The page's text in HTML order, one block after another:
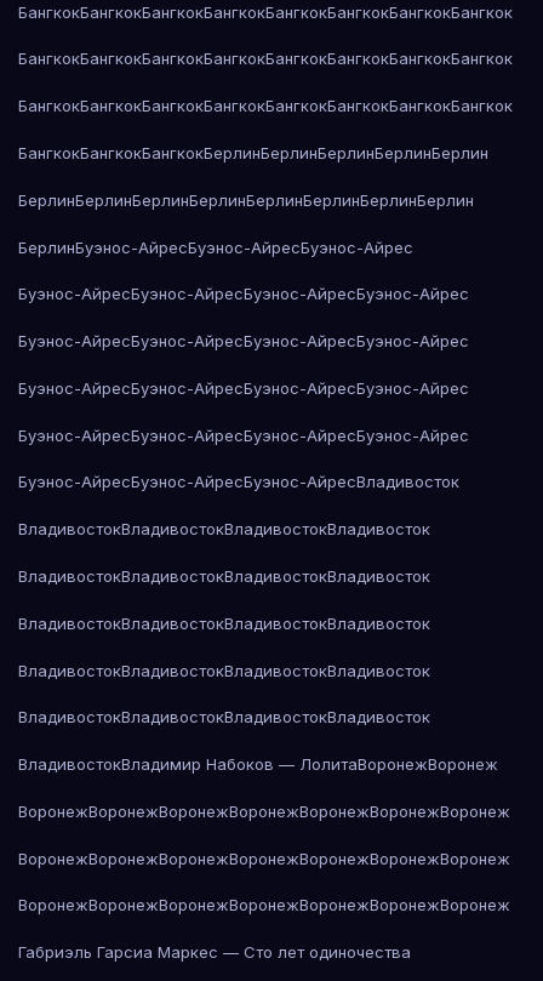
БангкокБангкокБангкокБангкокБангкокБангкокБангкокБангкок
БангкокБангкокБангкокБангкокБангкокБангкокБангкокБангкок
БангкокБангкокБангкокБангкокБангкокБангкокБангкокБангкок
БангкокБангкокБангкокБерлинБерлинБерлинБерлинБерлин
БерлинБерлинБерлинБерлинБерлинБерлинБерлинБерлин
БерлинБуэнос-АйресБуэнос-АйресБуэнос-Айрес
Буэнос-АйресБуэнос-АйресБуэнос-АйресБуэнос-Айрес
Буэнос-АйресБуэнос-АйресБуэнос-АйресБуэнос-Айрес
Буэнос-АйресБуэнос-АйресБуэнос-АйресБуэнос-Айрес
Буэнос-АйресБуэнос-АйресБуэнос-АйресБуэнос-Айрес
Буэнос-АйресБуэнос-АйресБуэнос-АйресВладивосток
ВладивостокВладивостокВладивостокВладивосток
ВладивостокВладивостокВладивостокВладивосток
ВладивостокВладивостокВладивостокВладивосток
ВладивостокВладивостокВладивостокВладивосток
ВладивостокВладивостокВладивостокВладивосток
ВладивостокВладимир Набоков — ЛолитаВоронежВоронеж
ВоронежВоронежВоронежВоронежВоронежВоронежВоронеж
ВоронежВоронежВоронежВоронежВоронежВоронежВоронеж
ВоронежВоронежВоронежВоронежВоронежВоронежВоронеж
Габриэль Гарсиа Маркес — Сто лет одиночества